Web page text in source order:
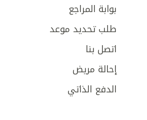
بوابة المراجع
طلب تحديد موعد
اتصل بنا
إحالة مريض
الدفع الذاتي